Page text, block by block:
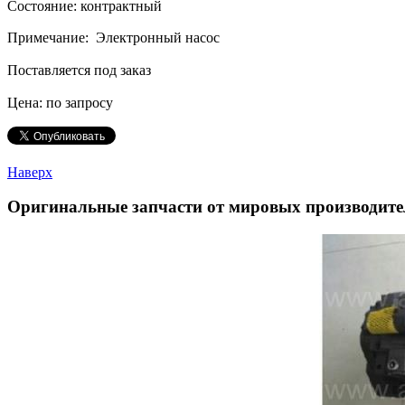
Состояние: контрактный
Примечание: Электронный насос
Поставляется под заказ
Цена: по запросу
Наверх
Оригинальные запчасти от мировых